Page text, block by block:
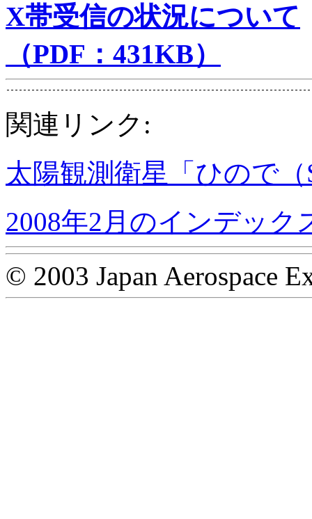
X帯受信の状況について
（PDF：431KB）
関連リンク:
太陽観測衛星「ひので
2008年2月のインデック
© 2003 Japan Aerospace